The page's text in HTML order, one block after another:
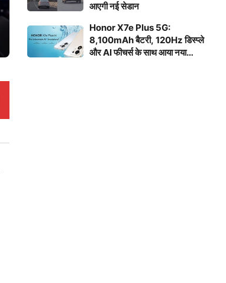
आएगी नई सेडान
Honor X7e Plus 5G:
8,100mAh बैटरी, 120Hz डिस्प्ले
और AI फीचर्स के साथ आया नया